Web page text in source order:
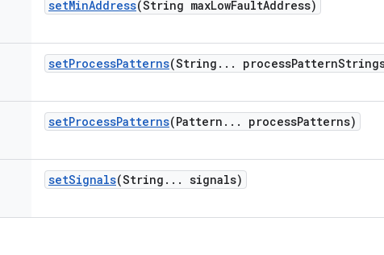
setMinAddress(String maxLowFaultAddress)
setProcessPatterns(String . . . processPattern
setProcessPatterns(Pattern . . . processPatterns)
setSignals(String . . . signals)